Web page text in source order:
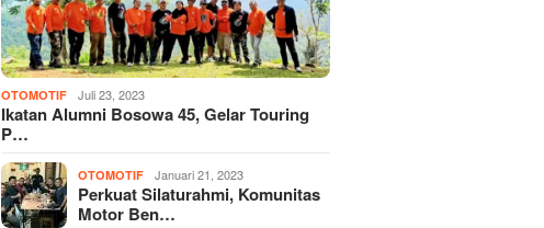
OTOMOTIF Juli 23, 2023
Ikatan Alumni Bosowa 45, Gelar Touring
P…
OTOMOTIF Januari 21, 2023
Perkuat Silaturahmi, Komunitas
Motor Ben…